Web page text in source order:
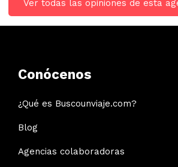
Ver todas las opiniones de esta
Conócenos
¿Qué es Buscounviaje.com?
Blog
Agencias colaboradoras